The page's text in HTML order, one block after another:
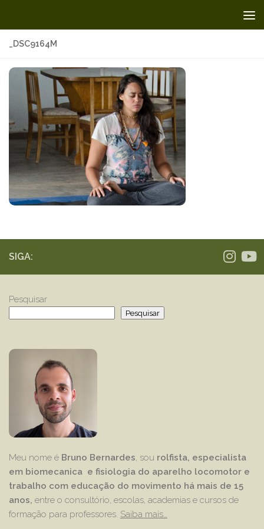
_DSC9164M
SIGA:
Pesquisar
Pesquisar
Meu nome é Bruno Bernardes, sou rolfista, especialista
em biomecanica e fisiologia do aparelho locomotor e
trabalho com educação do movimento há mais de 15
anos, entre o consultório, escolas, academias e cursos de
formação para professores. Saiba mais…